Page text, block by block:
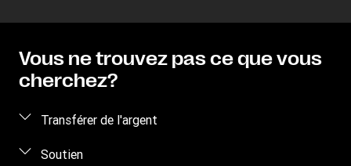
Vous ne trouvez pas ce que vous
cherchez?
Transférer de l'argent
Envoyer de l'argent en ligne
Soutien